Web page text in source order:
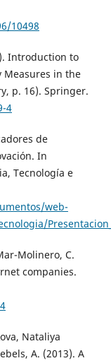
10498
Introduction to
Measures in the
p. 16). Springer.
4
de
In
Tecnología e
web-
Molinero, C.
companies.
Nataliya
A. (2013). A